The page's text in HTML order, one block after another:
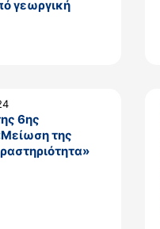
γεωργική
6ης
της